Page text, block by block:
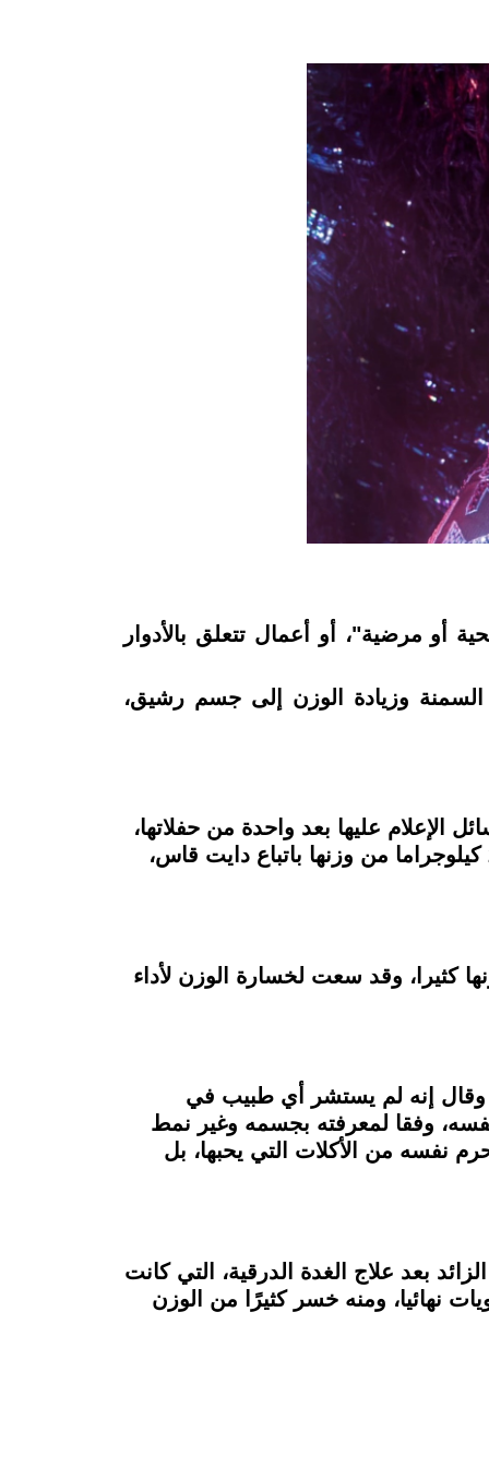
أو مرضية"، أو أعمال تتعلق بالأدوار
وزيادة الوزن إلى جسم رشيق،
عليها بعد واحدة من حفلاتها،
ومن ثم عزمت شيرين على اتباع نظام غذائي صارم، وصرحت أنها استطاعت خسارة أكثر من 20 كيلوجراما من وزنها باتباع دايت قاس،
كثيرا، وقد سعت لخسارة الوزن لأداء
سابق، وقال إنه لم يستشر أي طبيب في
بنفسه، وفقا لمعرفته بجسمه وغير نمط
نفسه من الأكلات التي يحبها، بل
بعد علاج الغدة الدرقية، التي كانت
نهائيا، ومنه خسر كثيرًا من الوزن